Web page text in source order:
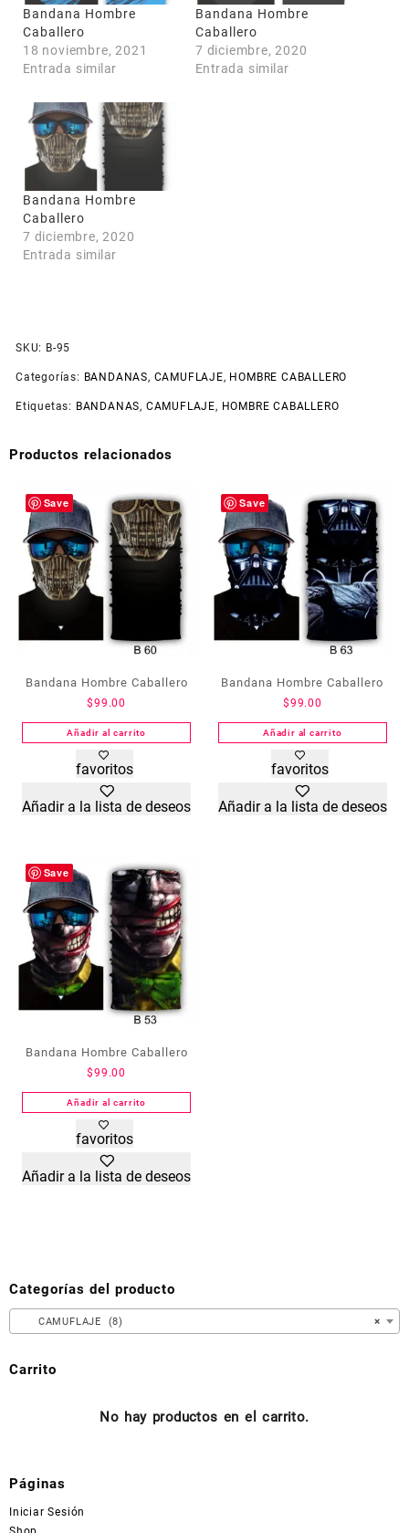
Bandana Hombre
Caballero
18 noviembre, 2021
Entrada similar
Bandana Hombre
Caballero
7 diciembre, 2020
Entrada similar
Bandana Hombre
Caballero
7 diciembre, 2020
Entrada similar
SKU: B-95
Categorías: BANDANAS, CAMUFLAJE, HOMBRE CABALLERO
Etiquetas: BANDANAS, CAMUFLAJE, HOMBRE CABALLERO
Productos relacionados
Save
Bandana Hombre Caballero
$99.00
Añadir al carrito
favoritos
Añadir a la lista de deseos
Save
Bandana Hombre Caballero
$99.00
Añadir al carrito
favoritos
Añadir a la lista de deseos
Save
Bandana Hombre Caballero
$99.00
Añadir al carrito
favoritos
Añadir a la lista de deseos
Categorías del producto
×
CAMUFLAJE (8)
Carrito
No hay productos en el carrito.
Páginas
Iniciar Sesión
COUPONX2228142884 COPIAR CÓDIGO